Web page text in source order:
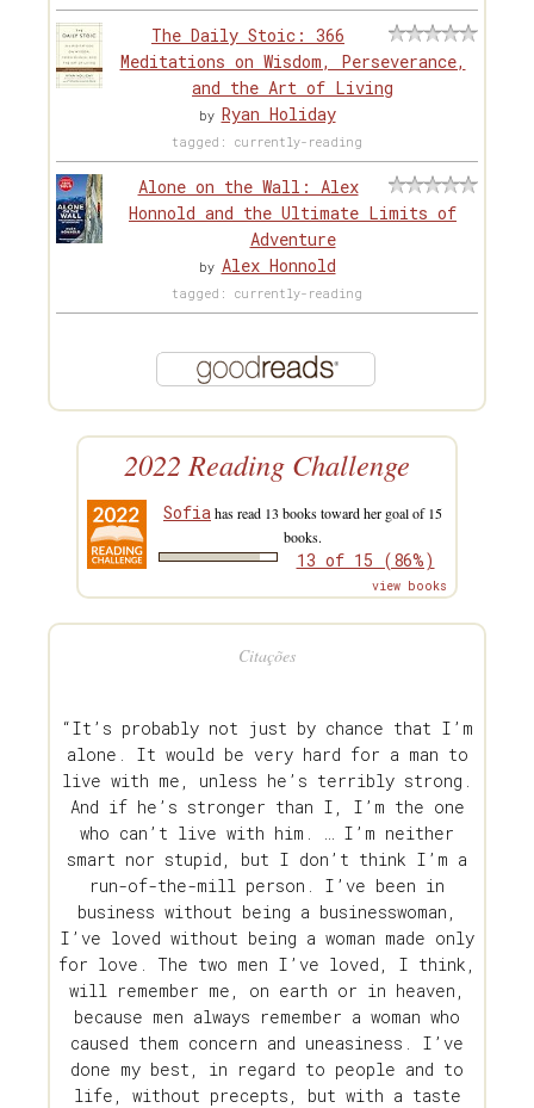
The Daily Stoic: 366
Meditations on Wisdom, Perseverance,
and the Art of Living
by Ryan Holiday
tagged: currently-reading
Alone on the Wall: Alex
Honnold and the Ultimate Limits of
Adventure
by Alex Honnold
tagged: currently-reading
2022 Reading Challenge
Sofia has read 13 books toward her goal of 15
books.
13 of 15 (86%)
view books
Citações
“It’s probably not just by chance that I’m
alone. It would be very hard for a man to
live with me, unless he’s terribly strong.
And if he’s stronger than I, I’m the one
who can’t live with him. … I’m neither
smart nor stupid, but I don’t think I’m a
run-of-the-mill person. I’ve been in
business without being a businesswoman,
I’ve loved without being a woman made only
for love. The two men I’ve loved, I think,
will remember me, on earth or in heaven,
because men always remember a woman who
caused them concern and uneasiness. I’ve
done my best, in regard to people and to
life, without precepts, but with a taste